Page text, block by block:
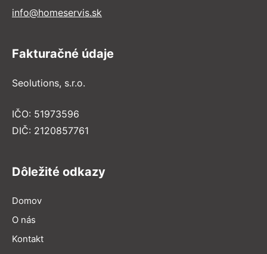
info@homeservis.sk
Fakturačné údaje
Seolutions, s.r.o.
IČO: 51973596
DIČ: 2120857761
Dôležité odkazy
Domov
O nás
Kontakt